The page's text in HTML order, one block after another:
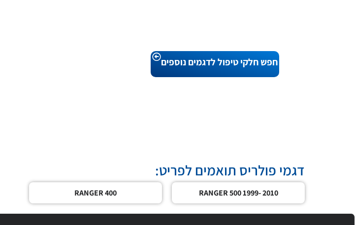
חפש חלקי טיפול לדגמים נוספים
דגמי פולריס תואמים לפריט:
RANGER 500 1999- 2010
RANGER 400